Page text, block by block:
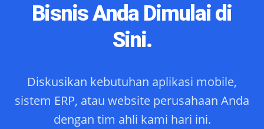
Bisnis Anda Dimulai di
Sini.
Diskusikan kebutuhan aplikasi mobile,
sistem ERP, atau website perusahaan Anda
dengan tim ahli kami hari ini.